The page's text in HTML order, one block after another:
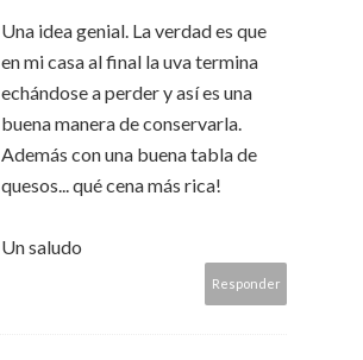
Una idea genial. La verdad es que
en mi casa al final la uva termina
echándose a perder y así es una
buena manera de conservarla.
Además con una buena tabla de
quesos... qué cena más rica!
Un saludo
Responder